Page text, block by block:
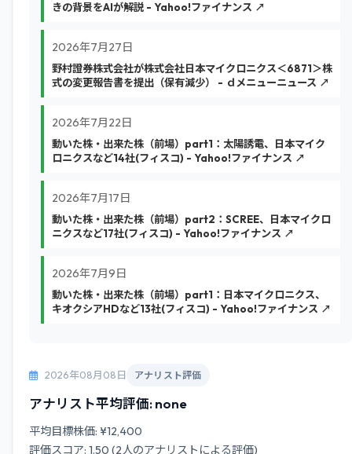
きの背景をAIが解説 - Yahoo!ファイナンス ↗
2026年7月27日
野村證券株式会社が株式会社日本マイクロニクス＜6871＞株
式の変更報告書を提出（保有減少） - ｄメニューニュース ↗
2026年7月22日
動いた株・出来た株（前場）part1：太陽誘電、日本マイク
ロニクスなど14社(フィスコ) - Yahoo!ファイナンス ↗
2026年7月17日
動いた株・出来た株（前場）part2：SCREE、日本マイクロ
ニクスなど17社(フィスコ) - Yahoo!ファイナンス ↗
2026年7月9日
動いた株・出来た株（前場）part1：日本マイクロニクス、
キオクシアHDなど13社(フィスコ) - Yahoo!ファイナンス ↗
2026年08月08日 アナリスト評価
アナリスト平均評価: none
平均目標株価: ¥12,400
評価スコア: 1.50 (2人のアナリストによる評価)